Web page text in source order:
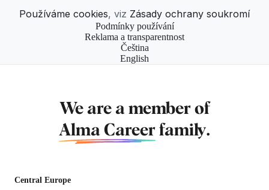
Používáme cookies, viz Zásady ochrany soukromí
Podmínky používání
Reklama a transparentnost
Čeština
English
We are a member of
Alma Career family.
Central Europe